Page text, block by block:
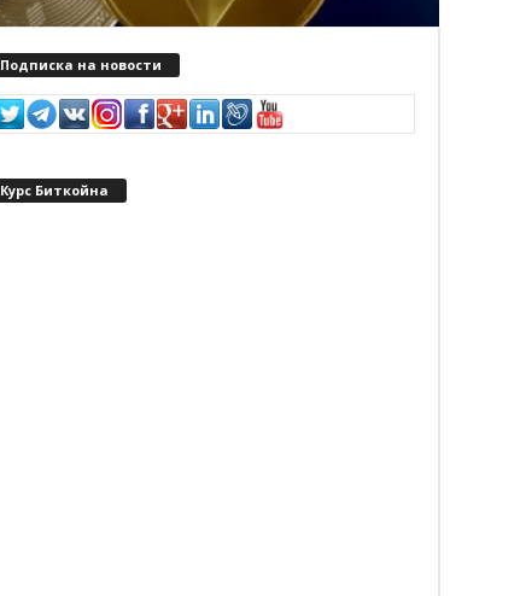
Подписка на новости
Курс Биткойна